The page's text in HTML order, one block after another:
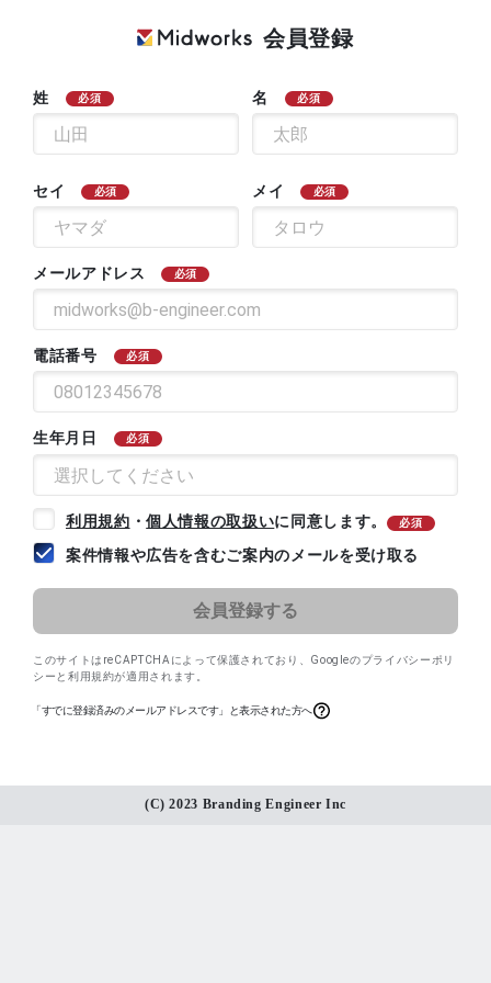
会員登録
姓 必須 名 必須
セイ 必須 メイ 必須
メールアドレス 必須
電話番号 必須
生年月日 必須
利用規約 ・個人情報の取扱いに同意します。 必須
案件情報や広告を含むご案内のメールを受け取る
このサイトはreCAPTCHAによって保護されており、 Googleのプライバシーポリ
シー と 利用規約が適用されます。
「すでに登録済みのメールアドレスです」と表示された方へ
(C) 2023 Branding Engineer Inc